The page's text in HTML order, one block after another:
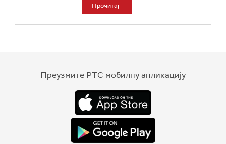
Прочитај
Преузмите РТС мобилну апликацију